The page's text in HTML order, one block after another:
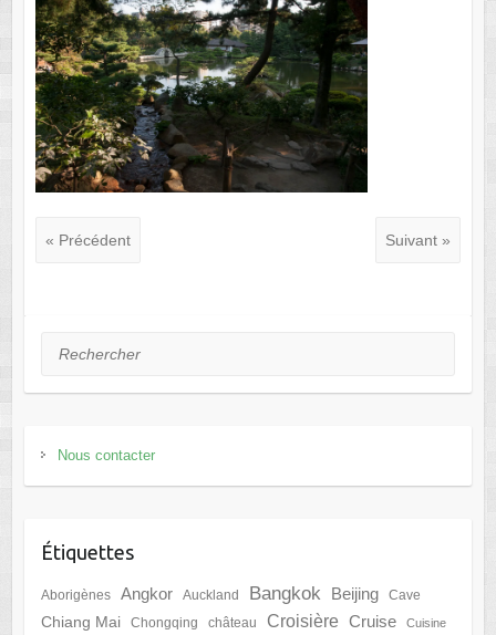
« Précédent Suivant »
Rechercher
Nous contacter
Étiquettes
Aborigènes Angkor Auckland Bangkok Beijing Cave
Chiang Mai Chongqing château Croisière Cruise Cuisine